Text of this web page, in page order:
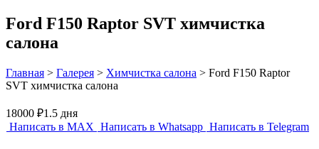
Ford F150 Raptor SVT химчистка
салона
Главная > Галерея > Химчистка салона > Ford F150 Raptor
SVT химчистка салона
18000 ₽1.5 дня
Написать в MAX Написать в Whatsapp Написать в Telegram